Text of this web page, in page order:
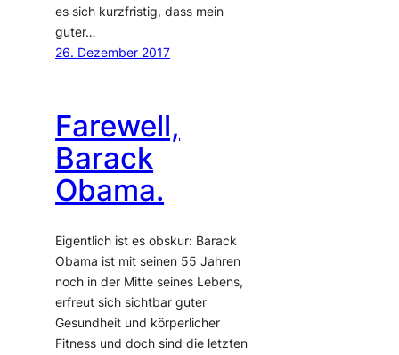
es sich kurzfristig, dass mein
guter…
26. Dezember 2017
Farewell,
Barack
Obama.
Eigentlich ist es obskur: Barack
Obama ist mit seinen 55 Jahren
noch in der Mitte seines Lebens,
erfreut sich sichtbar guter
Gesundheit und körperlicher
Fitness und doch sind die letzten